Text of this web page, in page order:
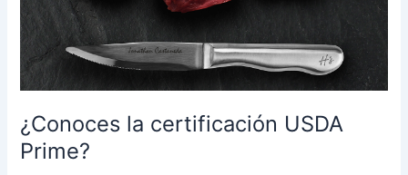
¿Conoces la certificación USDA
Prime?
Prime?